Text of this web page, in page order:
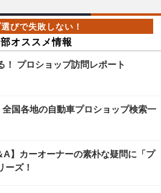
オススメ情報
！ プロショップ訪問レポート
各地の自動車プロショップ検索一
A】カーオーナーの素朴な疑問に「プ
ーズ！